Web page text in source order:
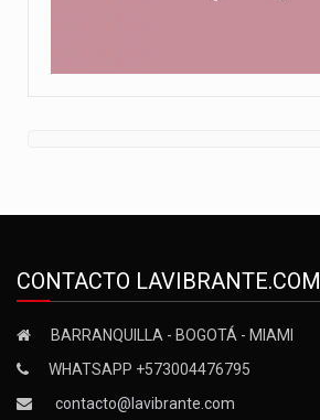
CONTACTO LAVIBRANTE.COM
BARRANQUILLA - BOGOTÁ - MIAMI
WHATSAPP +573004476795
contacto@lavibrante.com